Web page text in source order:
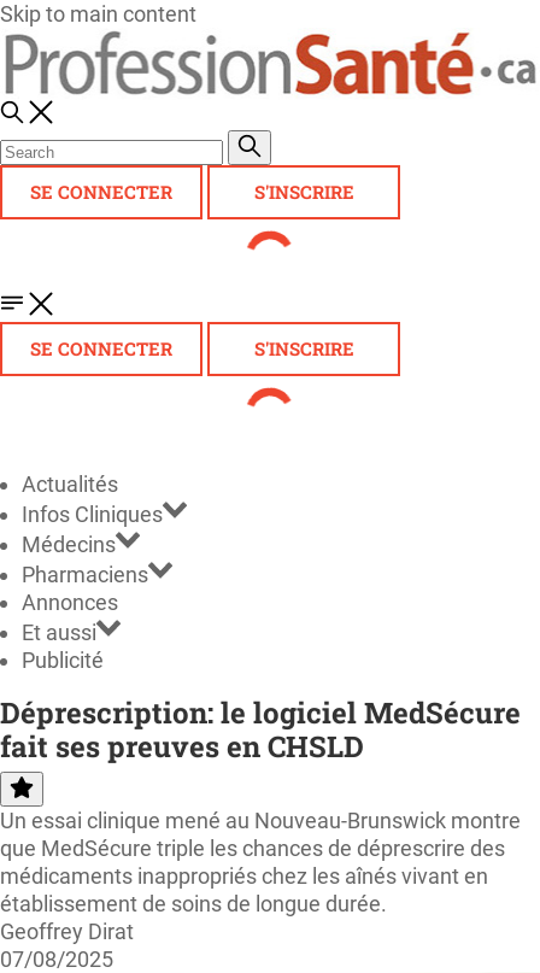
Skip to main content
SE CONNECTER S'INSCRIRE
SE CONNECTER S'INSCRIRE
Actualités
Infos Cliniques
Médecins
Pharmaciens
Annonces
Et aussi
Publicité
Déprescription: le logiciel MedSécure
fait ses preuves en CHSLD
Un essai clinique mené au Nouveau-Brunswick montre
que MedSécure triple les chances de déprescrire des
médicaments inappropriés chez les aînés vivant en
établissement de soins de longue durée.
Geoffrey Dirat
07/08/2025